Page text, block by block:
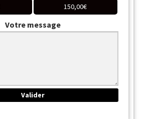
150,00€
Votre message